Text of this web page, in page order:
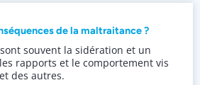
de la maltraitance ?
souvent la sidération et un
rapports et le comportement vis
des autres.